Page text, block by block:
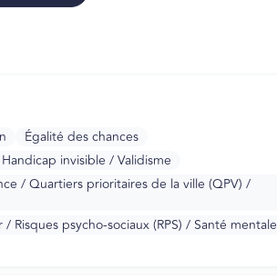
Égalité des chances
invisible / Validisme
/ Quartiers prioritaires de la ville (QPV) /
Risques psycho-sociaux (RPS) / Santé mentale